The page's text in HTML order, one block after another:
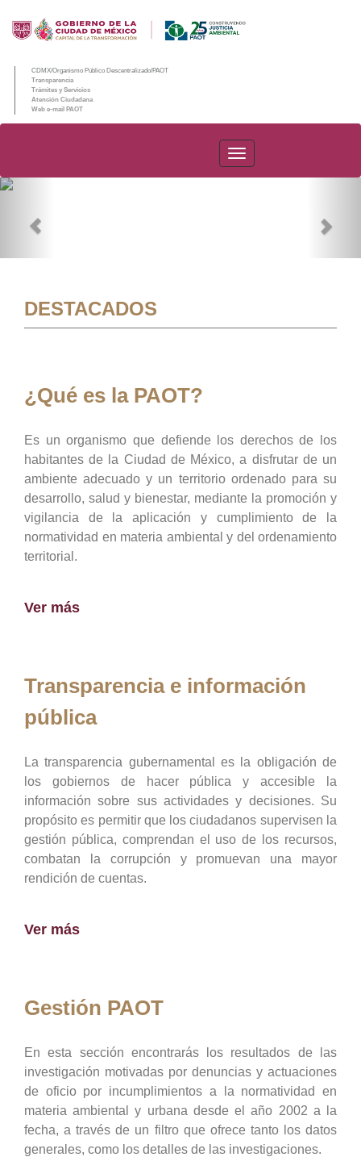
CDMX/Organismo Público Descentralizado/PAOT
Transparencia
Trámites y Servicios
Atención Ciudadana
Web e-mail PAOT
PAOT
DESTACADOS
¿Qué es la PAOT?
Es un organismo que defiende los derechos de los
habitantes de la Ciudad de México, a disfrutar de un
ambiente adecuado y un territorio ordenado para su
desarrollo, salud y bienestar, mediante la promoción y
vigilancia de la aplicación y cumplimiento de la
normatividad en materia ambiental y del ordenamiento
territorial.
Ver más
Transparencia e información
pública
La transparencia gubernamental es la obligación de
los gobiernos de hacer pública y accesible la
información sobre sus actividades y decisiones. Su
propósito es permitir que los ciudadanos supervisen la
gestión pública, comprendan el uso de los recursos,
combatan la corrupción y promuevan una mayor
rendición de cuentas.
Ver más
Gestión PAOT
En esta sección encontrarás los resultados de las
investigación motivadas por denuncias y actuaciones
de oficio por incumplimientos a la normatividad en
materia ambiental y urbana desde el año 2002 a la
fecha, a través de un filtro que ofrece tanto los datos
generales, como los detalles de las investigaciones.